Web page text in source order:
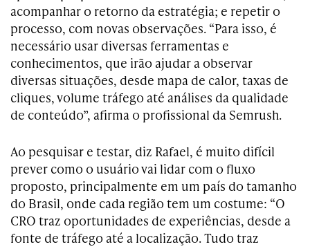
acompanhar o retorno da estratégia; e repetir o
processo, com novas observações. “Para isso, é
necessário usar diversas ferramentas e
conhecimentos, que irão ajudar a observar
diversas situações, desde mapa de calor, taxas de
cliques, volume tráfego até análises da qualidade
de conteúdo”, afirma o profissional da Semrush.
Ao pesquisar e testar, diz Rafael, é muito difícil
prever como o usuário vai lidar com o fluxo
proposto, principalmente em um país do tamanho
do Brasil, onde cada região tem um costume: “O
CRO traz oportunidades de experiências, desde a
fonte de tráfego até a localização. Tudo traz